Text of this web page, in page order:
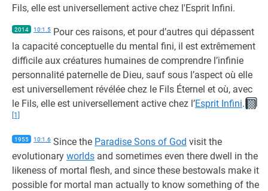
Fils, elle est universellement active chez l'Esprit Infini.
2014 10:1.5 Pour ces raisons, et pour d’autres qui dépassent
la capacité conceptuelle du mental fini, il est extrêmement
difficile aux créatures humaines de comprendre l’infinie
personnalité paternelle de Dieu, sauf sous l’aspect où elle
est universellement révélée chez le Fils Éternel et où, avec
le Fils, elle est universellement active chez l’Esprit Infini.
[1]
1955 10:1.6 Since the Paradise Sons of God visit the
evolutionary worlds and sometimes even there dwell in the
likeness of mortal flesh, and since these bestowals make it
possible for mortal man actually to know something of the